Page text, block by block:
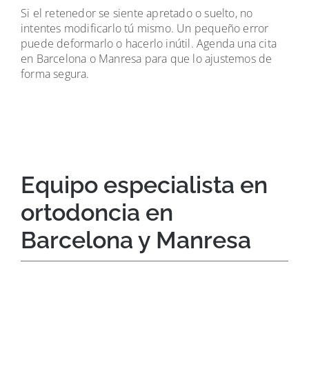
Si el retenedor se siente apretado o suelto, no
intentes modificarlo tú mismo. Un pequeño error
puede deformarlo o hacerlo inútil. Agenda una cita
en Barcelona o Manresa para que lo ajustemos de
forma segura.
Equipo especialista en
ortodoncia en
Barcelona y Manresa